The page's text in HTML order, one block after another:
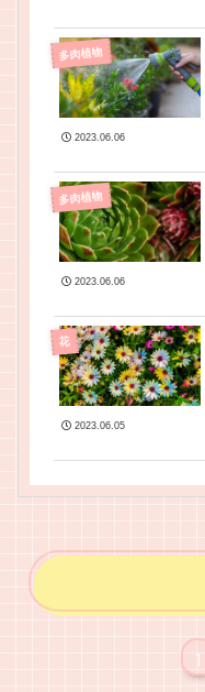
多肉植物
2023.06.06
多肉植物
2023.06.06
花
2023.06.05
1